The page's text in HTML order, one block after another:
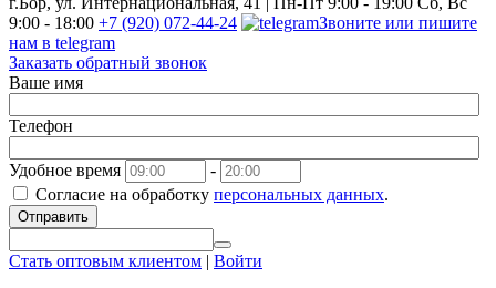
9:00 - 18:00 +7 (920) 072-44-24
Звоните или пишите
нам в telegram
Заказать обратный звонок
Ваше имя
Телефон
Удобное время
-
Согласие на обработку персональных данных.
Отправить
Стать оптовым клиентом | Войти